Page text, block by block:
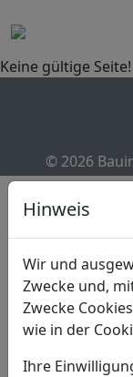
Keine gültige Seite!
© 2026
Hinweis
Wir und
Zwecke und,
Zwecke
wie in der
Ihre